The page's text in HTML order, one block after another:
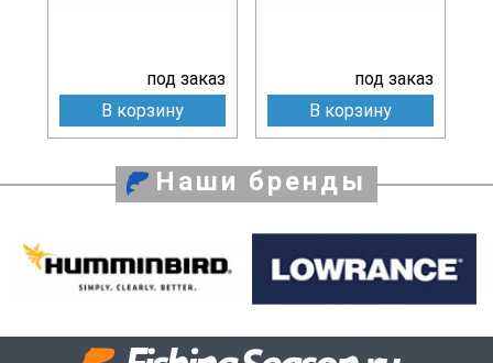
под заказ
В корзину
под заказ
В корзину
Наши бренды